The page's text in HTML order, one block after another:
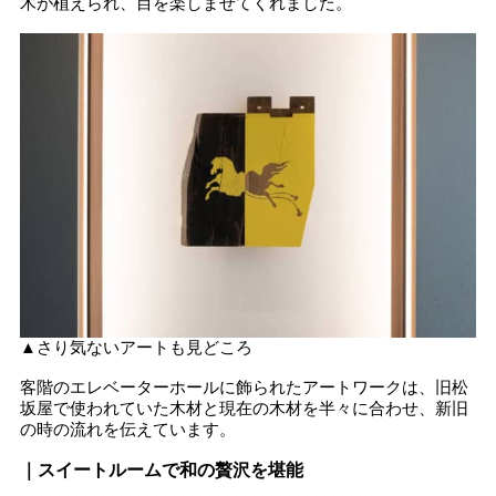
▲さり気ないアートも見どころ
客階のエレベーターホールに飾られたアートワークは、旧松
坂屋で使われていた木材と現在の木材を半々に合わせ、新旧
の時の流れを伝えています。
｜スイートルームで和の贅沢を堪能